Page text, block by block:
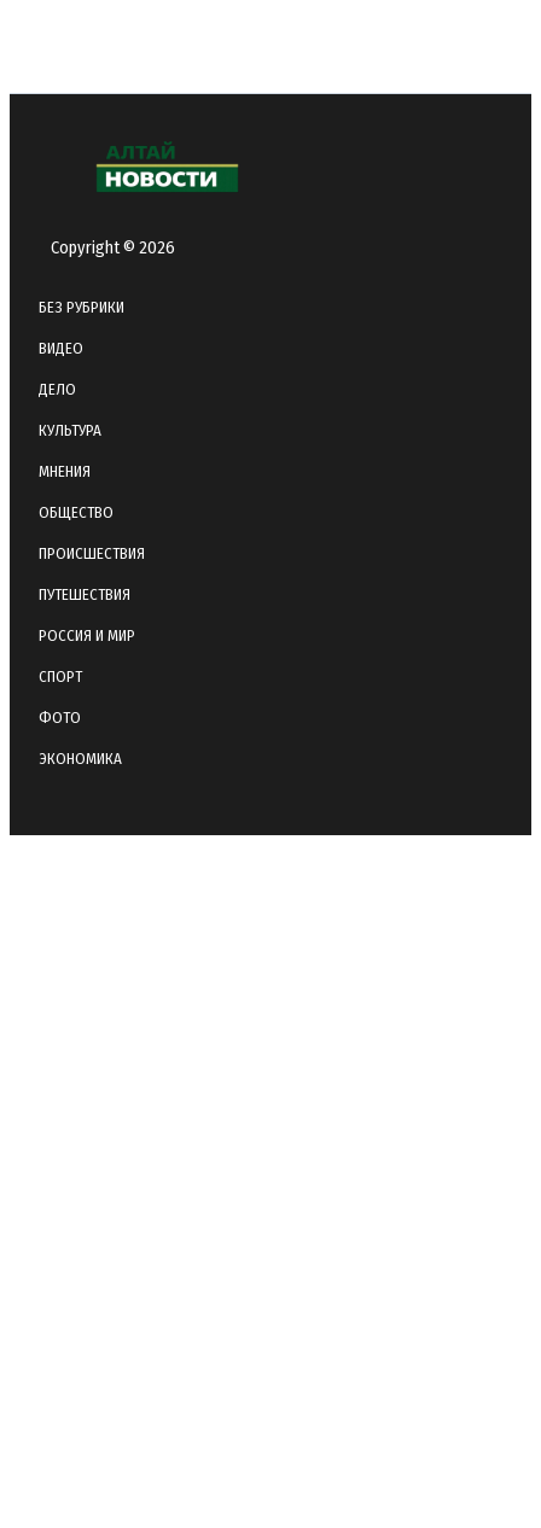
Copyright © 2026
БЕЗ РУБРИКИ
ВИДЕО
ДЕЛО
КУЛЬТУРА
МНЕНИЯ
ОБЩЕСТВО
ПРОИСШЕСТВИЯ
ПУТЕШЕСТВИЯ
РОССИЯ И МИР
СПОРТ
ФОТО
ЭКОНОМИКА